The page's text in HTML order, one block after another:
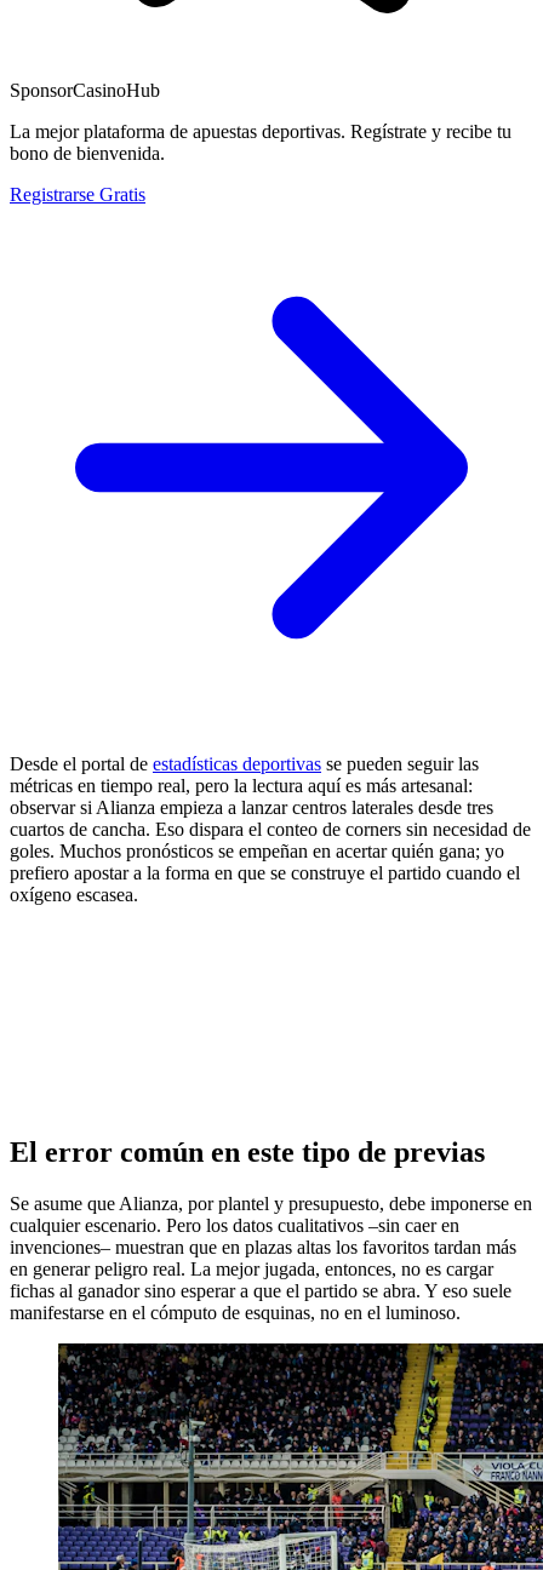
SponsorCasinoHub
La mejor plataforma de apuestas deportivas. Regístrate y recibe tu
bono de bienvenida.
Registrarse Gratis
Desde el portal de estadísticas deportivas se pueden seguir las
métricas en tiempo real, pero la lectura aquí es más artesanal:
observar si Alianza empieza a lanzar centros laterales desde tres
cuartos de cancha. Eso dispara el conteo de corners sin necesidad de
goles. Muchos pronósticos se empeñan en acertar quién gana; yo
prefiero apostar a la forma en que se construye el partido cuando el
oxígeno escasea.
El error común en este tipo de previas
Se asume que Alianza, por plantel y presupuesto, debe imponerse en
cualquier escenario. Pero los datos cualitativos –sin caer en
invenciones– muestran que en plazas altas los favoritos tardan más
en generar peligro real. La mejor jugada, entonces, no es cargar
fichas al ganador sino esperar a que el partido se abra. Y eso suele
manifestarse en el cómputo de esquinas, no en el luminoso.